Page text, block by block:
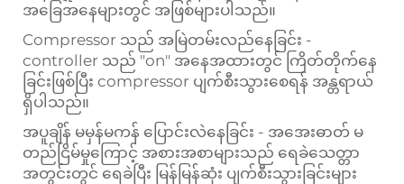
အခြေအနေများတွင် အဖြစ်များပါသည်။
Compressor သည် အမြဲတမ်းလည်နေခြင်း -
controller သည် "on" အနေအထားတွင် ကြိတ်တိုက်နေ
ခြင်းဖြစ်ပြီး compressor ပျက်စီးသွားစေရန် အန္တရာယ်
ရှိပါသည်။
အပူချိန် မမှန်မကန် ပြောင်းလဲနေခြင်း - အအေးဓာတ် မ
တည်ငြိမ်မှုကြောင့် အစားအစာများသည် ရေခဲသေတ္တာ
အတွင်းတွင် ရေခဲပြီး မြန်မြန်ဆုံး ပျက်စီးသွားခြင်းများ